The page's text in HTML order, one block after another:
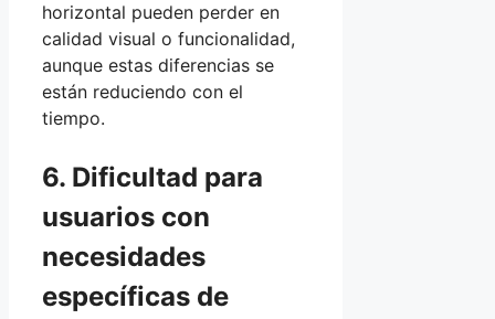
horizontal pueden perder en
calidad visual o funcionalidad,
aunque estas diferencias se
están reduciendo con el
tiempo.
6. Dificultad para
usuarios con
necesidades
específicas de